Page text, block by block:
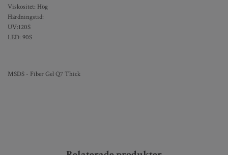
Viskositet: Hög
Härdningstid:
UV:120S
LED: 90S
MSDS - Fiber Gel Q7 Thick